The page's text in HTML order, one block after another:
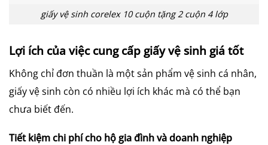
giấy vệ sinh corelex 10 cuộn tặng 2 cuộn 4 lớp
Lợi ích của việc cung cấp giấy vệ sinh giá tốt
Không chỉ đơn thuần là một sản phẩm vệ sinh cá nhân,
giấy vệ sinh còn có nhiều lợi ích khác mà có thể bạn
chưa biết đến.
Tiết kiệm chi phí cho hộ gia đình và doanh nghiệp